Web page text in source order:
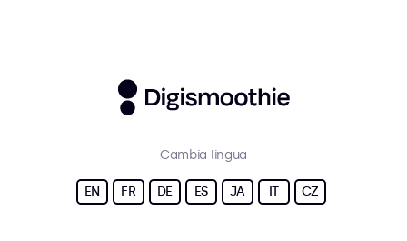
Cambia lingua
EN FR DE ES JA IT CZ